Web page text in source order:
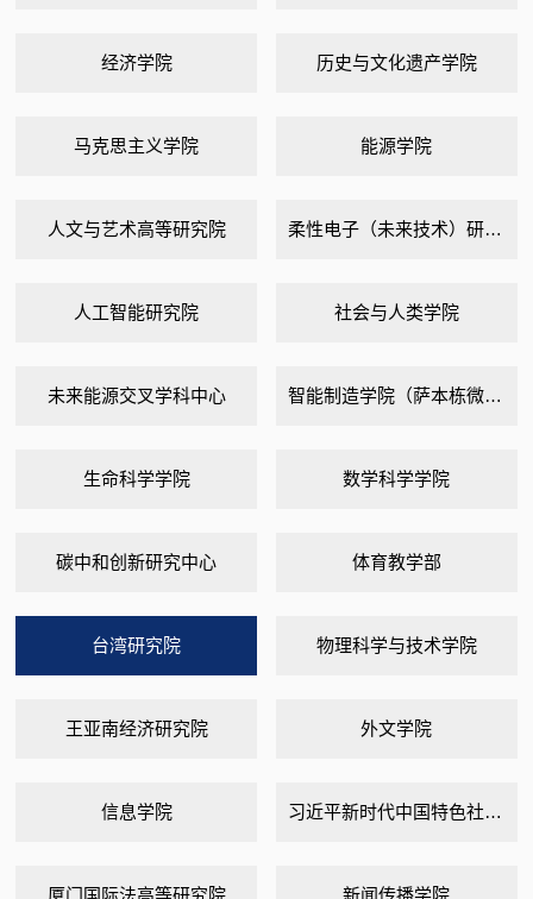
经济学院 历史与文化遗产学院
马克思主义学院 能源学院
人文与艺术高等研究院 柔性电子（未来技术）研究院
人工智能研究院 社会与人类学院
未来能源交叉学科中心 智能制造学院（萨本栋微米纳米科学技术研究院）
生命科学学院 数学科学学院
碳中和创新研究中心 体育教学部
台湾研究院 物理科学与技术学院
王亚南经济研究院 外文学院
信息学院 习近平新时代中国特色社会主义思想研究中心
厦门国际法高等研究院 新闻传播学院